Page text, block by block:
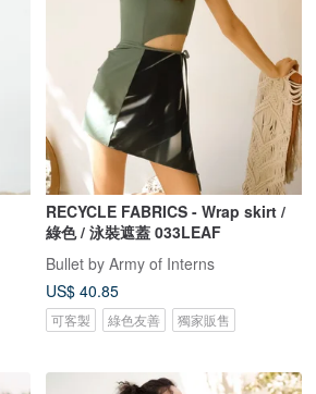
RECYCLE FABRICS - Wrap skirt /
綠色 / 泳裝遮蓋 033LEAF
Bullet by Army of Interns
US$ 40.85
可客製 綠色友善 獨家販售